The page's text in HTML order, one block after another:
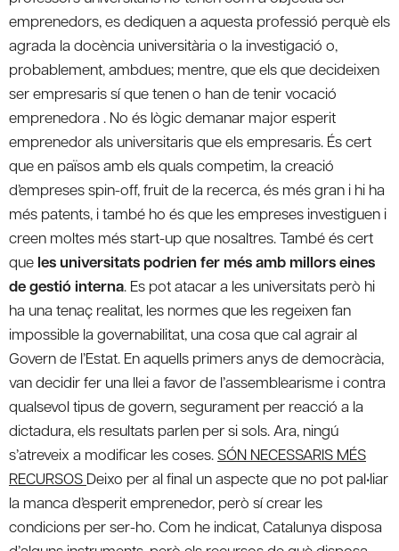
emprenedors, es dediquen a aquesta professió perquè els
agrada la docència universitària o la investigació o,
probablement, ambdues; mentre, que els que decideixen
ser empresaris sí que tenen o han de tenir vocació
emprenedora . No és lògic demanar major esperit
emprenedor als universitaris que els empresaris. És cert
que en països amb els quals competim, la creació
d’empreses spin-off, fruit de la recerca, és més gran i hi ha
més patents, i també ho és que les empreses investiguen i
creen moltes més start-up que nosaltres. També és cert
que les universitats podrien fer més amb millors eines
de gestió interna. Es pot atacar a les universitats però hi
ha una tenaç realitat, les normes que les regeixen fan
impossible la governabilitat, una cosa que cal agrair al
Govern de l’Estat. En aquells primers anys de democràcia,
van decidir fer una llei a favor de l’assemblearisme i contra
qualsevol tipus de govern, segurament per reacció a la
dictadura, els resultats parlen per si sols. Ara, ningú
s’atreveix a modificar les coses.SÓN NECESSARIS MÉS
RECURSOS Deixo per al final un aspecte que no pot pal•liar
la manca d’esperit emprenedor, però sí crear les
condicions per ser-ho. Com he indicat, Catalunya disposa